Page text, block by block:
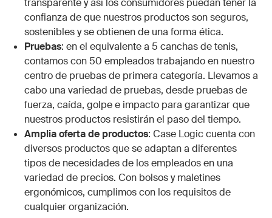
transparente y así los consumidores puedan tener la
confianza de que nuestros productos son seguros,
sostenibles y se obtienen de una forma ética.
Pruebas: en el equivalente a 5 canchas de tenis,
contamos con 50 empleados trabajando en nuestro
centro de pruebas de primera categoría. Llevamos a
cabo una variedad de pruebas, desde pruebas de
fuerza, caída, golpe e impacto para garantizar que
nuestros productos resistirán el paso del tiempo.
Amplia oferta de productos: Case Logic cuenta con
diversos productos que se adaptan a diferentes
tipos de necesidades de los empleados en una
variedad de precios. Con bolsos y maletines
ergonómicos, cumplimos con los requisitos de
cualquier organización.